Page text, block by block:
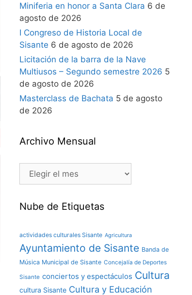
Miniferia en honor a Santa Clara 6 de
agosto de 2026
I Congreso de Historia Local de
Sisante 6 de agosto de 2026
Licitación de la barra de la Nave
Multiusos – Segundo semestre 2026 5
de agosto de 2026
Masterclass de Bachata 5 de agosto
de 2026
Archivo Mensual
Nube de Etiquetas
actividades culturales Sisante Agricultura
Ayuntamiento de Sisante Banda de
Música Municipal de Sisante Concejalía de Deportes
Sisante conciertos y espectáculos Cultura
cultura Sisante Cultura y Educación